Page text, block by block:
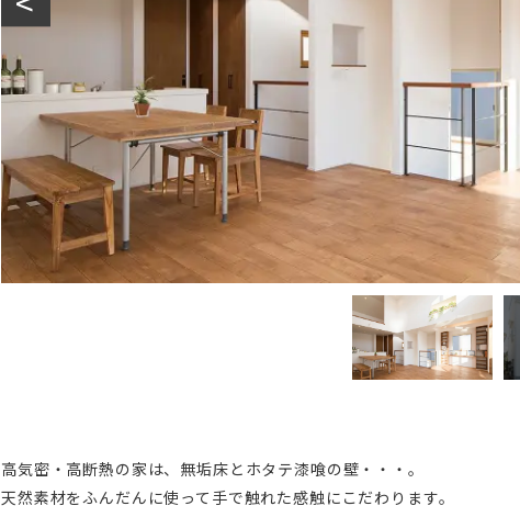
高気密・高断熱の家は、無垢床とホタテ漆喰の壁・・・。
天然素材をふんだんに使って手で触れた感触にこだわります。